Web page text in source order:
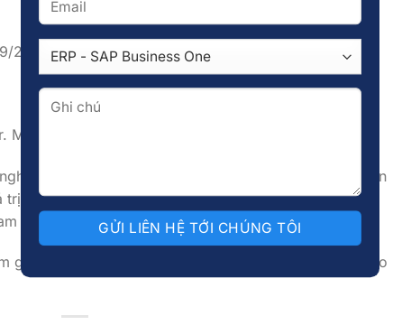
2025
trên hành trình chuyển đổi số bền vững, FOXAi tin
thiết thực, mở ra cơ hội hợp tác lâu dài và góp phần
tại Lào tiến xa hơn trong kỷ nguyên số.
gia và không bỏ lỡ những thông tin hữu ích về hội thảo